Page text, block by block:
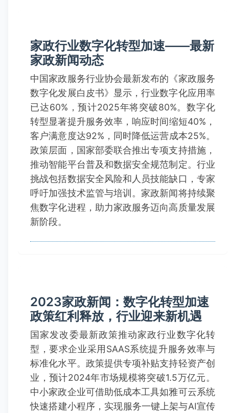
家政行业数字化转型加速——最新
家政新闻动态
中国家政服务行业协会最新发布的《家政服务
数字化发展白皮书》显示，行业数字化应用率
已达60%，预计2025年将突破80%。数字化
转型显著提升服务效率，响应时间缩短40%，
客户满意度达92%，同时降低运营成本25%。
政策层面，国家部委联合推出专项支持措施，
推动智能平台普及和数据安全规范制定。行业
挑战包括数据安全风险和人员技能缺口，专家
呼吁加强技术监管与培训。家政新闻将持续聚
焦数字化进程，助力家政服务迈向高质量发展
新阶段。
2023家政新闻：数字化转型加速
政策红利释放，行业迎来新机遇
国家发改委最新政策推动家政行业数字化转
型，要求企业采用SAAS系统提升服务效率与
标准化水平。政策提供专项补贴支持轻资产创
业，预计2024年市场规模将突破1.5万亿元。
中小家政企业可借助低成本工具如雅可云系统
快速搭建小程序，实现服务一键上架与AI宣传